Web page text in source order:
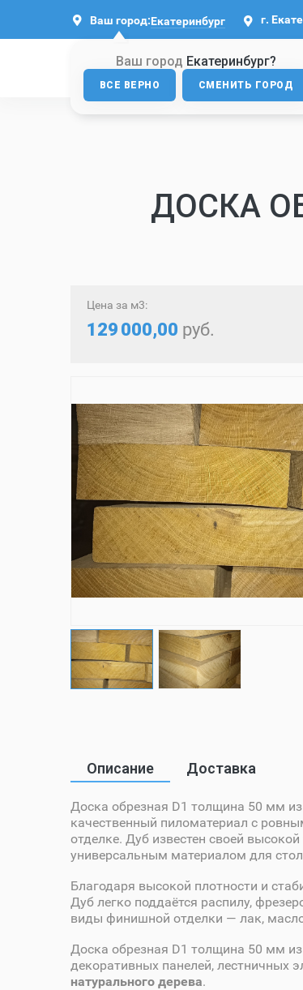
Ваш город:Екатеринбург
Ваш город Екатеринбург?
ВСЕ ВЕРНО СМЕНИТЬ ГОРОД
г.
ДОСКА
Цена за м3:
129 000,00 руб.
Описание Доставка
Доска обрезная D1 толщина 50 мм
качественный пиломатериал с
отделке. Дуб известен своей
универсальным материалом для
Благодаря высокой плотности и
Дуб легко поддаётся распилу,
виды финишной отделки — лак,
Доска обрезная D1 толщина 50 мм из
декоративных панелей, лестничных
натурального дерева.